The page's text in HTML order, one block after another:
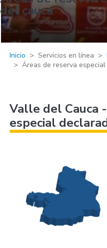
del cauca
Inicio Servicios en línea
Áreas de reserva
Valle del Cauca
especial